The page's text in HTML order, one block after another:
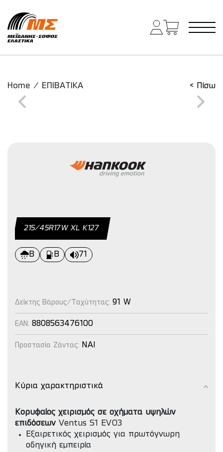
Main Navigation
Home / ΕΠΙΒΑΤΙΚΑ < Πίσω
215/45R17W ΧL Κ127
B B 71
Δείκτης Βάρους/Ταχύτητας: 91 W
EAN: 8808563476100
Προστασία Ζάντας: NAI
Κύρια χαρακτηριστικά
Κορυφαίος χειρισμός σε οχήματα υψηλών
επιδόσεων Ventus S1 EVO3
Εξαιρετικός χειρισμός για πρωτόγνωρη
οδηγική εμπειρία